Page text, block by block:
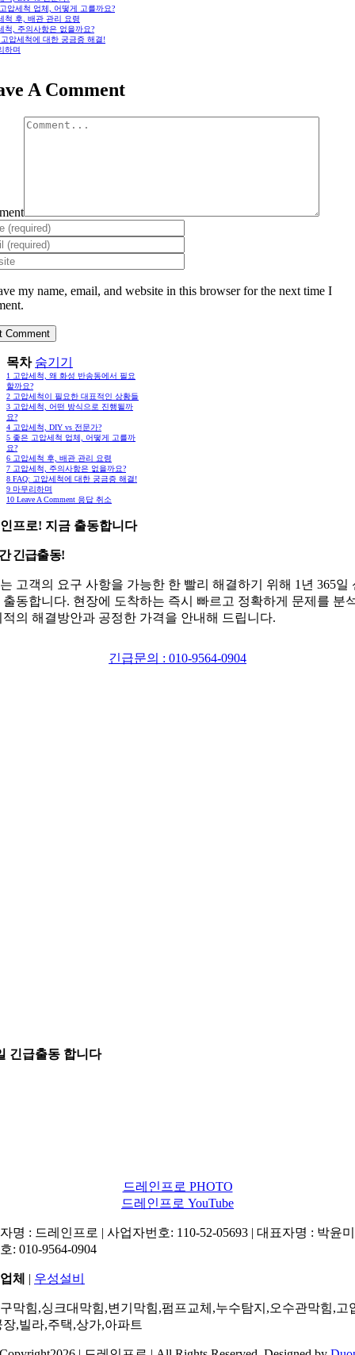
압세척 업체, 어떻게 고를까요?
척 후, 배관 관리 요령
척, 주의사항은 없을까요?
고압세척에 대한 궁금증 해결!
하며
A Comment
my name, email, and website in this browser for the next time I
목차 숨기기
1 고압세척, 왜 화성 반송동에서 필요
할까요?
2 고압세척이 필요한 대표적인 상황들
3 고압세척, 어떤 방식으로 진행될까
요?
4 고압세척, DIY vs 전문가?
5 좋은 고압세척 업체, 어떻게 고를까
요?
6 고압세척 후, 배관 관리 요령
7 고압세척, 주의사항은 없을까요?
8 FAQ: 고압세척에 대한 궁금증 해결!
9 마무리하며
10 Leave A Comment 응답 취소
프로! 지금 출동합니다
긴급출동!
고객의 요구 사항을 가능한 한 빨리 해결하기 위해 1년 365일
출동합니다. 현장에 도착하는 즉시 빠르고 정확하게 문제를 분
적의 해결방안과 공정한 가격을 안내해 드립니다.
긴급문의 : 010-9564-0904
긴급출동 합니다
드레인프로 PHOTO
드레인프로 YouTube
명 : 드레인프로 | 사업자번호: 110-52-05693 | 대표자명 : 박윤
: 010-9564-0904
체 | 우성설비
막힘,싱크대막힘,변기막힘,펌프교체,누수탐지,오수관막힘,고
장,빌라,주택,상가,아파트